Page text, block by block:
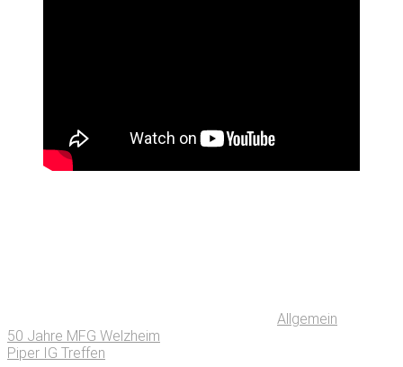
Allgemein
50 Jahre MFG Welzheim
Piper IG Treffen